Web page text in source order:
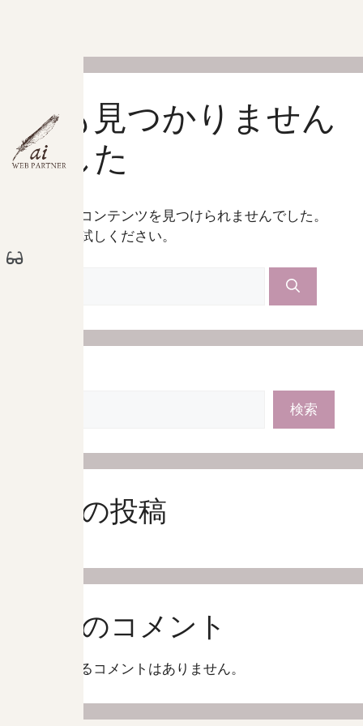
何も見つかりません
でした
お探しのコンテンツを見つけられませんでした。
検索をお試しください。
検索
最近の投稿
最近のコメント
表示できるコメントはありません。